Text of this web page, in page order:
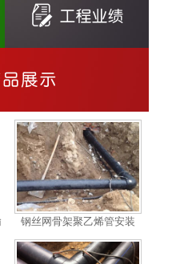
钢丝网骨架聚乙烯管安装